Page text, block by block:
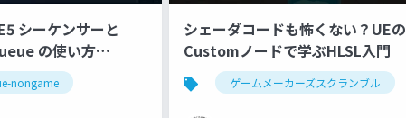
シーケンサーと
の使い方
2023】
nongame
シェーダコードも怖くない？UEの
Customノードで学ぶHLSL入門
ゲームメーカーズスクランブル